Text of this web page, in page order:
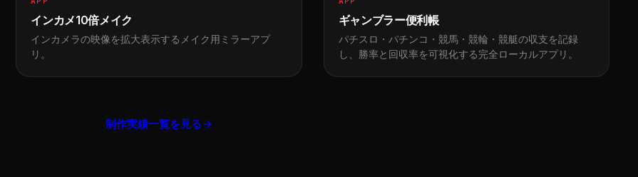
インカメ10倍メイク
インカメラの映像を拡大表示するメイク用ミラーアプ
リ。
ギャンブラー便利帳
パチスロ・パチンコ・競馬・競輪・競艇の収支を記録
し、勝率と回収率を可視化する完全ローカルアプリ。
制作実績一覧を見る